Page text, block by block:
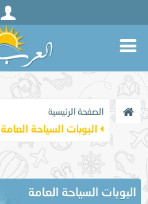
الصفحة الرئيسية
البوبات السياحة العامة
البوبات السياحة العامة